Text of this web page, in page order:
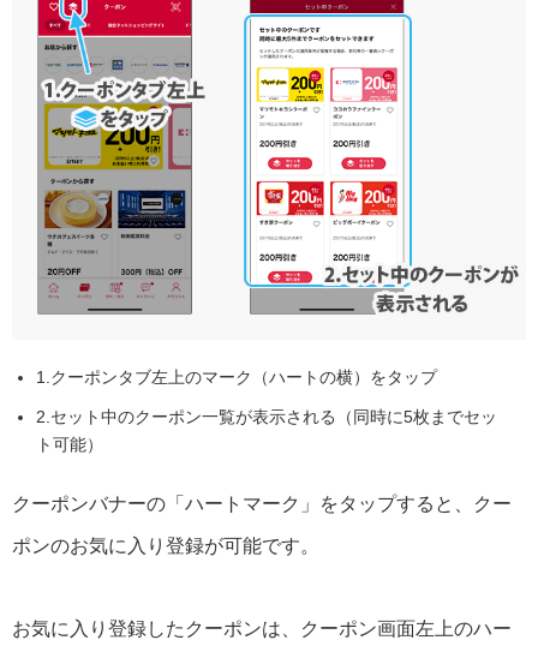
1.クーポンタブ左上のマーク（ハートの横）をタップ
2.セット中のクーポン一覧が表示される（同時に5枚までセッ
ト可能）
クーポンバナーの「ハートマーク」をタップすると、クー
ポンのお気に入り登録が可能です。
お気に入り登録したクーポンは、クーポン画面左上のハー